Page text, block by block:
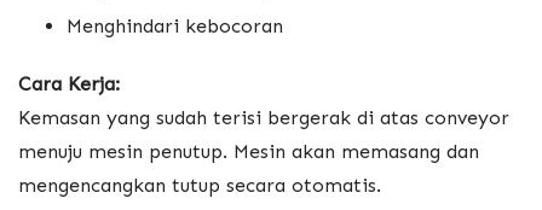
Menghindari kebocoran
Cara Kerja:
Kemasan yang sudah terisi bergerak di atas conveyor
menuju mesin penutup. Mesin akan memasang dan
mengencangkan tutup secara otomatis.